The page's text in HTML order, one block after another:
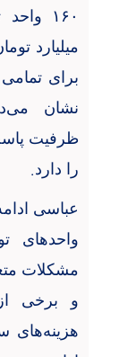
۱۶۰ واحد
میلیارد
برای
نشان
ظرفیت
را دارد.
عباسی
واحدهای
مشکلات
و برخی
هزینه‌های